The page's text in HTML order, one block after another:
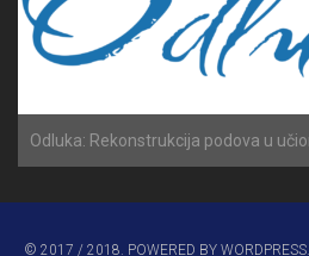
© 2017 / 2018. POWERED BY